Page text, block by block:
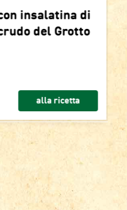
insalatina di
del Grotto
alla ricetta